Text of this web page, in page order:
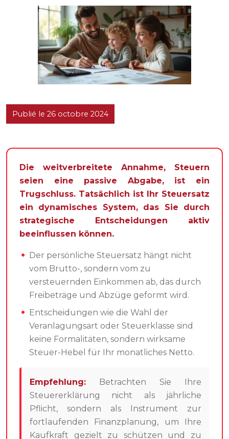
Publié le 26 octobre 2024
Die weitverbreitete Annahme, Steuern
seien eine passive Abgabe, ist ein
Trugschluss. Tatsächlich ist Ihr Steuersatz
ein dynamisches System, das Sie durch
strategische Entscheidungen aktiv
beeinflussen können.
Der persönliche Steuersatz hängt nicht
vom Brutto-, sondern vom zu
versteuernden Einkommen ab, das durch
Freibeträge und Abzüge geformt wird.
Entscheidungen wie die Wahl der
Veranlagungsart oder Steuerklasse sind
keine Formalitäten, sondern wirksame
Steuer-Hebel für Ihr monatliches Netto.
Empfehlung: Betrachten Sie Ihre
Steuererklärung nicht als jährliche
Pflicht, sondern als Instrument zur
fortlaufenden Finanzplanung, um Ihre
Kaufkraft gezielt zu schützen und zu